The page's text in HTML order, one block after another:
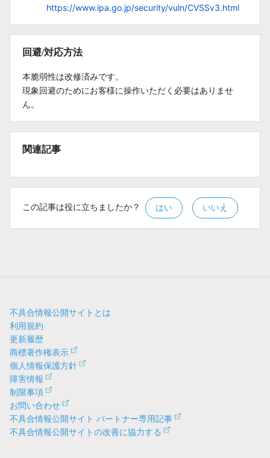
https://www.ipa.go.jp/security/vuln/CVSSv3.html
回避/対応方法
本脆弱性は改修済みです。
現象回避のためにお客様に操作いただく必要はありませ
ん。
関連記事
この記事は役に立ちましたか？ はい いいえ
不具合情報公開サイトとは
利用規約
更新履歴
商標著作権表示
個人情報保護方針
障害情報
制限事項
お問い合わせ
不具合情報公開サイト パートナー専用記事
不具合情報公開サイトの改善に協力する